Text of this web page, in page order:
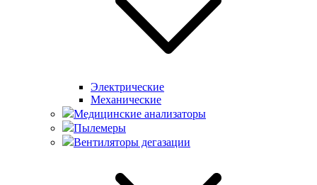
Электрические
Механические
Медицинские анализаторы
Пылемеры
Вентиляторы дегазации